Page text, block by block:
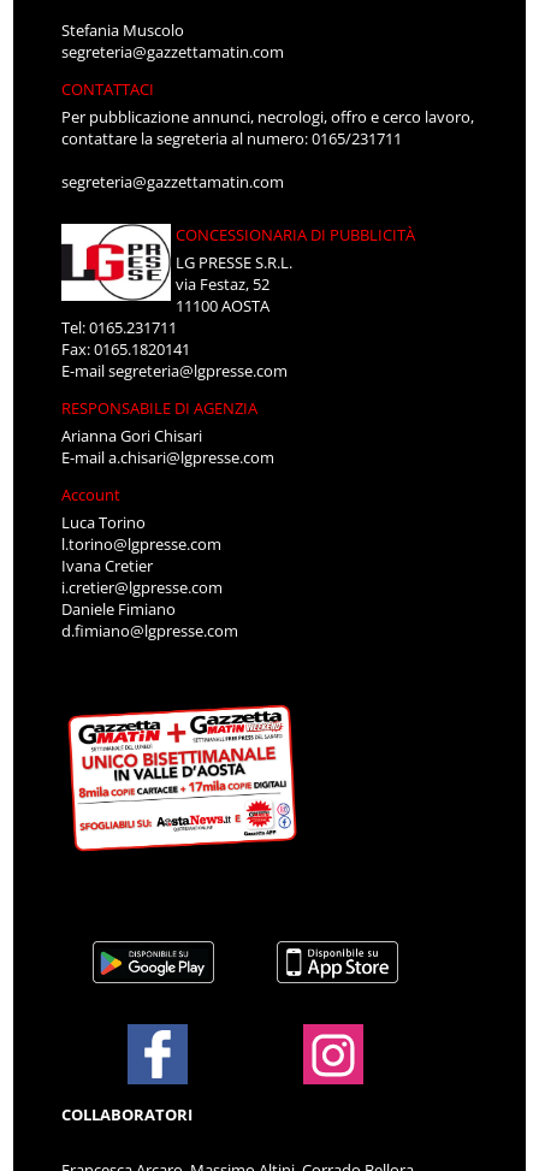
Stefania Muscolo
segreteria@gazzettamatin.com
CONTATTACI
Per pubblicazione annunci, necrologi, offro e cerco lavoro,
contattare la segreteria al numero: 0165/231711
segreteria@gazzettamatin.com
CONCESSIONARIA DI PUBBLICITÀ
LG PRESSE S.R.L.
via Festaz, 52
11100 AOSTA
Tel: 0165.231711
Fax: 0165.1820141
E-mailsegreteria@lgpresse.com
RESPONSABILE DI AGENZIA
Arianna Gori Chisari
E-maila.chisari@lgpresse.com
Account
Luca Torino
l.torino@lgpresse.com
Ivana Cretier
i.cretier@lgpresse.com
Daniele Fimiano
d.fimiano@lgpresse.com
COLLABORATORI